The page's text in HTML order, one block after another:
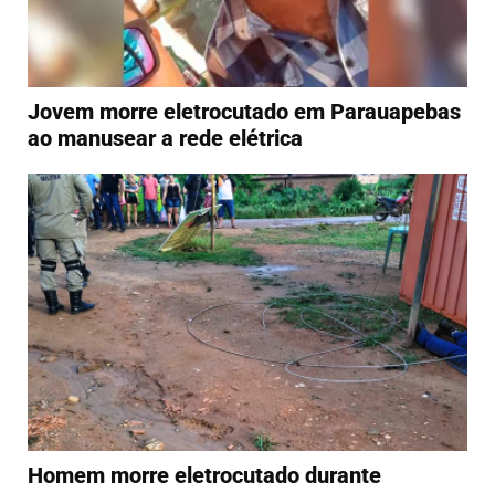
Jovem morre eletrocutado em Parauapebas
ao manusear a rede elétrica
Homem morre eletrocutado durante